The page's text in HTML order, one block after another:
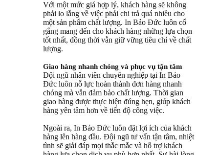
Với một mức giá hợp lý, khách hàng sẽ không
phải lo lắng về việc phải chi trả quá nhiều cho
một sản phẩm chất lượng. In Bảo Đức luôn cố
gắng mang đến cho khách hàng những lựa chọn
tốt nhất, đồng thời vẫn giữ vững tiêu chí về chất
lượng.
Giao hàng nhanh chóng và phục vụ tận tâm
Đội ngũ nhân viên chuyên nghiệp tại In Bảo
Đức luôn nỗ lực hoàn thành đơn hàng nhanh
chóng mà vẫn đảm bảo chất lượng. Thời gian
giao hàng được thực hiện đúng hẹn, giúp khách
hàng yên tâm hơn về tiến độ công việc.
Ngoài ra, In Bảo Đức luôn đặt lợi ích của khách
hàng lên hàng đầu. Đội ngũ tư vấn tận tâm, nhiệt
tình sẽ giải đáp mọi thắc mắc và hỗ trợ khách